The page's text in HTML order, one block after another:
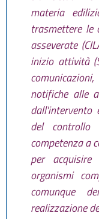
materia
trasmettere le
asseverate
inizio attività
notifiche alle
dall'intervento
del controllo
competenza a
per
organismi
comunque
realizzazione